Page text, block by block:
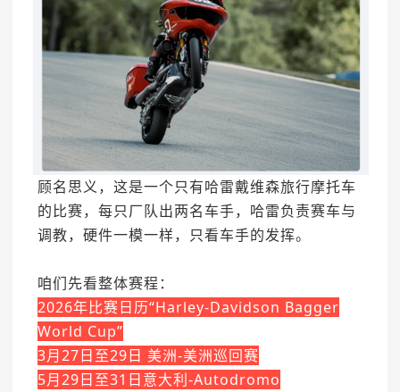
顾名思义，这是一个只有哈雷戴维森旅行摩托车
的比赛，每只厂队出两名车手，哈雷负责赛车与
调教，硬件一模一样，只看车手的发挥。
咱们先看整体赛程：
2026年比赛日历“Harley-Davidson Bagger
World Cup”
3月27日至29日 美洲-美洲巡回赛
5月29日至31日意大利-Autodromo